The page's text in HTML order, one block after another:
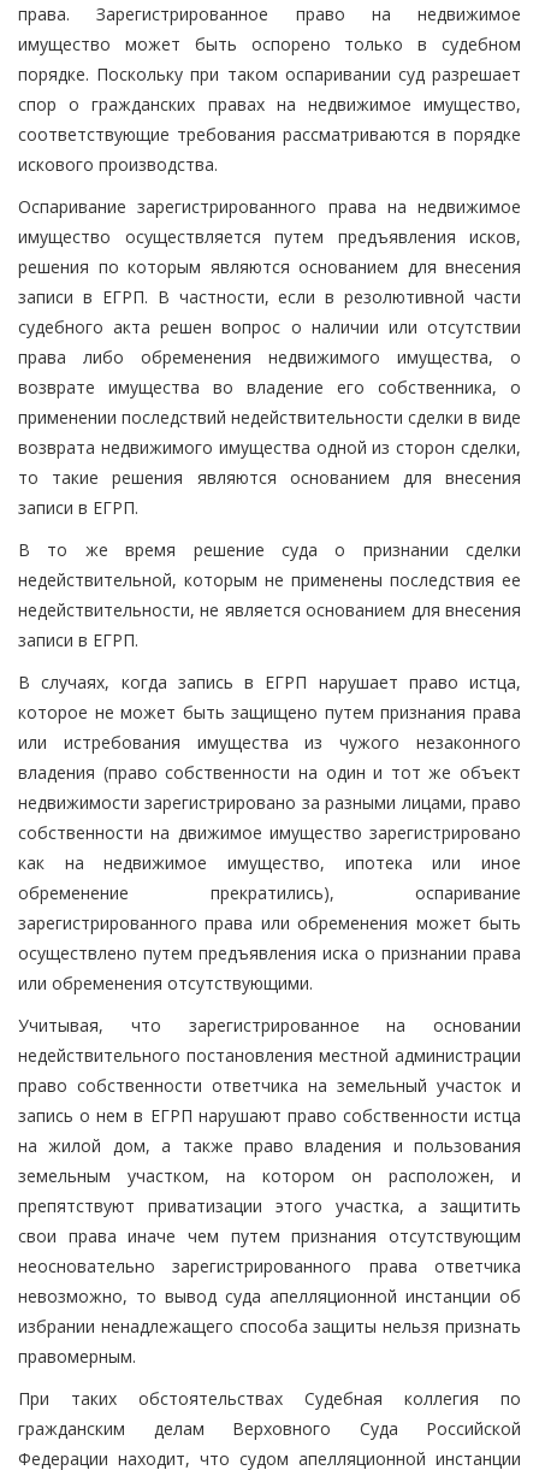
права. Зарегистрированное право на недвижимое
имущество может быть оспорено только в судебном
порядке. Поскольку при таком оспаривании суд разрешает
спор о гражданских правах на недвижимое имущество,
соответствующие требования рассматриваются в порядке
искового производства.
Оспаривание зарегистрированного права на недвижимое
имущество осуществляется путем предъявления исков,
решения по которым являются основанием для внесения
записи в ЕГРП. В частности, если в резолютивной части
судебного акта решен вопрос о наличии или отсутствии
права либо обременения недвижимого имущества, о
возврате имущества во владение его собственника, о
применении последствий недействительности сделки в виде
возврата недвижимого имущества одной из сторон сделки,
то такие решения являются основанием для внесения
записи в ЕГРП.
В то же время решение суда о признании сделки
недействительной, которым не применены последствия ее
недействительности, не является основанием для внесения
записи в ЕГРП.
В случаях, когда запись в ЕГРП нарушает право истца,
которое не может быть защищено путем признания права
или истребования имущества из чужого незаконного
владения (право собственности на один и тот же объект
недвижимости зарегистрировано за разными лицами, право
собственности на движимое имущество зарегистрировано
как на недвижимое имущество, ипотека или иное
обременение прекратились), оспаривание
зарегистрированного права или обременения может быть
осуществлено путем предъявления иска о признании права
или обременения отсутствующими.
Учитывая, что зарегистрированное на основании
недействительного постановления местной администрации
право собственности ответчика на земельный участок и
запись о нем в ЕГРП нарушают право собственности истца
на жилой дом, а также право владения и пользования
земельным участком, на котором он расположен, и
препятствуют приватизации этого участка, а защитить
свои права иначе чем путем признания отсутствующим
неосновательно зарегистрированного права ответчика
невозможно, то вывод суда апелляционной инстанции об
избрании ненадлежащего способа защиты нельзя признать
правомерным.
При таких обстоятельствах Судебная коллегия по
гражданским делам Верховного Суда Российской
Федерации находит, что судом апелляционной инстанции